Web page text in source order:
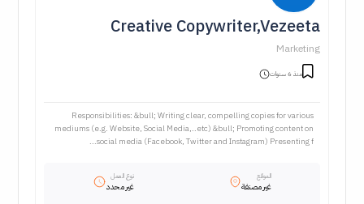
Creative Copywriter,Vezeeta
Marketing
منذ 6 سنوات
Responsibilities: &bull; Writing clear, compelling copies for various
mediums (e.g. Website, Social Media,..etc) &bull; Promoting content on
social media (Facebook, Twitter and Instagram) Presenting f...
الموقع
غير مصنفة
نوع العمل
غير محدد